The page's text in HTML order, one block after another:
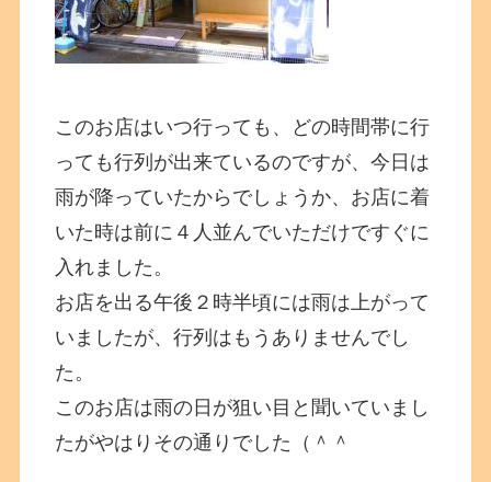
このお店はいつ行っても、どの時間帯に行
っても行列が出来ているのですが、今日は
雨が降っていたからでしょうか、お店に着
いた時は前に４人並んでいただけですぐに
入れました。
お店を出る午後２時半頃には雨は上がって
いましたが、行列はもうありませんでし
た。
このお店は雨の日が狙い目と聞いていまし
たがやはりその通りでした（＾＾